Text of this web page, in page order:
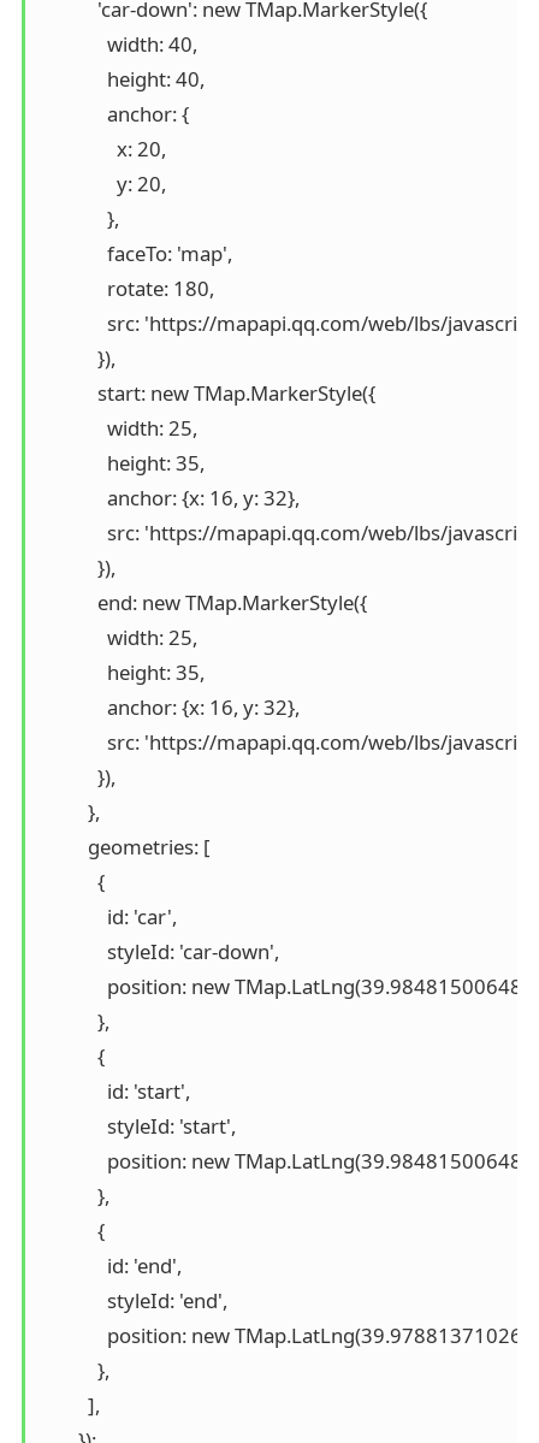
            'car-down': new TMap.MarkerStyle({
              width: 40,
              height: 40,
              anchor: {
                x: 20,
                y: 20,
              },
              faceTo: 'map',
              rotate: 180,
src: 'https://mapapi.qq.com/web/lbs/
            }),
            start: new TMap.MarkerStyle({
              width: 25,
              height: 35,
              anchor: {x: 16, y: 32},
src: 'https://mapapi.qq.com/web/lbs/
            }),
            end: new TMap.MarkerStyle({
              width: 25,
              height: 35,
              anchor: {x: 16, y: 32},
src: 'https://mapapi.qq.com/web/lbs/
            }),
          },
          geometries: [
            {
              id: 'car',
              styleId: 'car-down',
position: new
            },
            {
              id: 'start',
              styleId: 'start',
position: new
            },
            {
              id: 'end',
              styleId: 'end',
position: new
            },
          ],